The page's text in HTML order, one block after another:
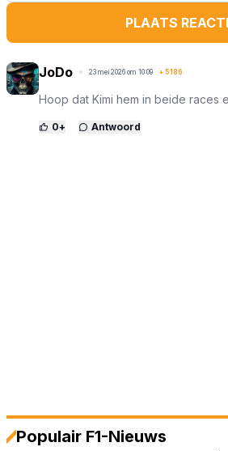
PLAATS
JoDo 23 mei 2026 om 10:09 + 5186
Hoop dat Kimi hem in beide races
0+ Antwoord
Populair F1-Nieuws